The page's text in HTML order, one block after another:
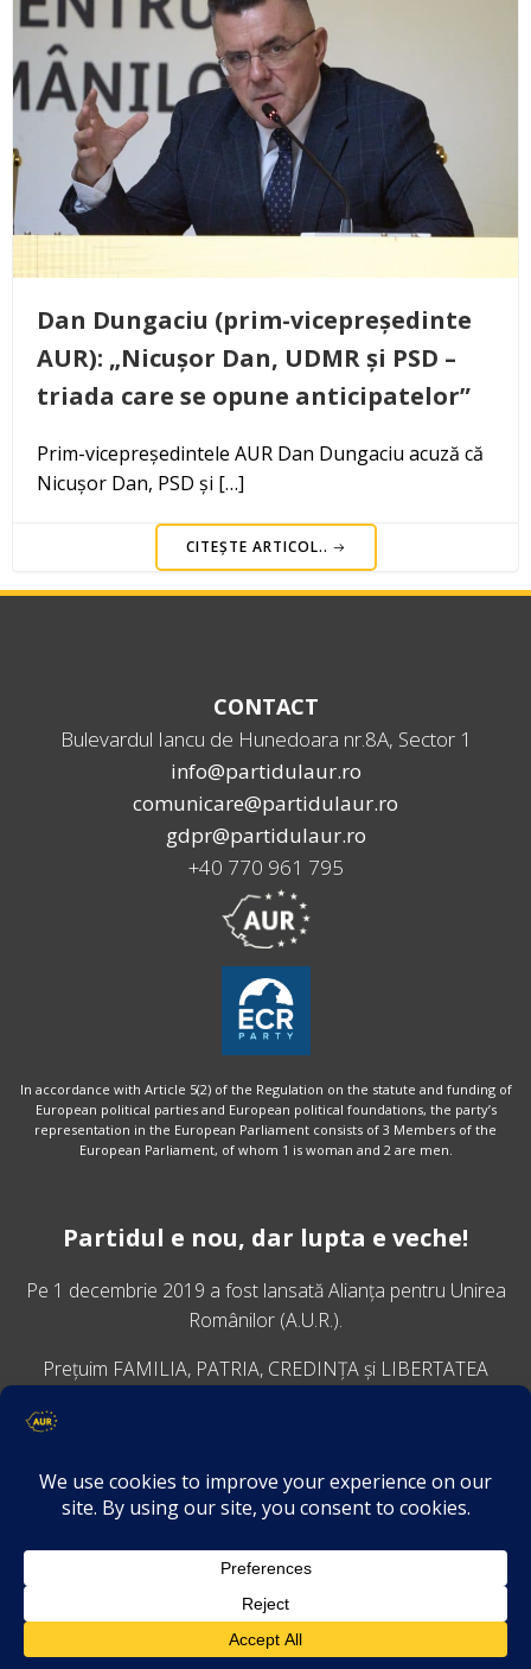
Dan Dungaciu (prim-vicepreședinte
AUR): „Nicușor Dan, UDMR și PSD –
triada care se opune anticipatelor”
Prim-vicepreședintele AUR Dan Dungaciu acuză că
Nicușor Dan, PSD și […]
CITEȘTE ARTICOL..
CONTACT
Bulevardul Iancu de Hunedoara nr.8A, Sector 1
info@partidulaur.ro
comunicare@partidulaur.ro
gdpr@partidulaur.ro
+40 770 961 795
In accordance with Article 5(2) of the Regulation on the statute and funding of
European political parties and European political foundations, the party’s
representation in the European Parliament consists of 3 Members of the
European Parliament, of whom 1 is woman and 2 are men.
Partidul e nou, dar lupta e veche!
Pe 1 decembrie 2019 a fost lansatăAlianța pentru Unirea
Românilor (A.U.R.).
Prețuim FAMILIA, PATRIA, CREDINȚA și LIBERTATEA
VINO ALĂTURI DE NOI
Descarcă aplicația Platforma AUR
Termeni și condiții de confidențialitate
GDPR